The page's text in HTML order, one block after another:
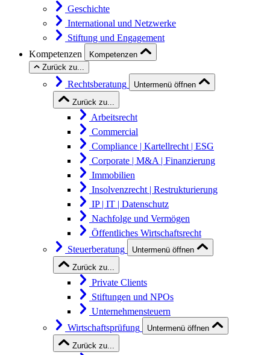
Geschichte
International und Netzwerke
Stiftung und Engagement
Kompetenzen
Kompetenzen
Zurück zu...
Rechtsberatung
Untermenü öffnen
Zurück zu...
Arbeitsrecht
Commercial
Compliance | Kartellrecht | ESG
Corporate | M&A | Finanzierung
Immobilien
Insolvenzrecht | Restrukturierung
IP | IT | Datenschutz
Nachfolge und Vermögen
Öffentliches Wirtschaftsrecht
Steuerberatung
Untermenü öffnen
Zurück zu...
Private Clients
Stiftungen und NPOs
Unternehmensteuern
Wirtschaftsprüfung
Untermenü öffnen
Zurück zu...